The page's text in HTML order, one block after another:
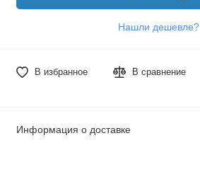
Нашли дешевле?
В избранное В сравнение
Информация о доставке